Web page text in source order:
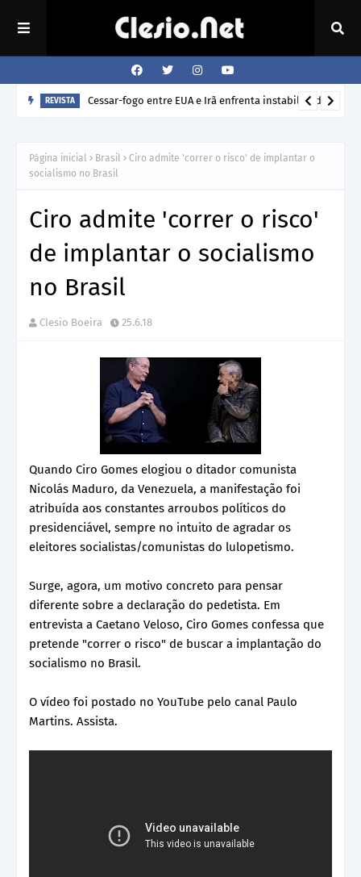
REVISTA Cessar-fogo entre EUA e Irã enfrenta instabilidade
Página inicial Brasil
Ciro admite 'correr o risco' de implantar o
socialismo no Brasil
Ciro admite 'correr o risco'
de implantar o socialismo
no Brasil
Clesio Boeira 25.6.18
Quando Ciro Gomes elogiou o ditador comunista
Nicolás Maduro, da Venezuela, a manifestação foi
atribuída aos constantes arroubos políticos do
presidenciável, sempre no intuito de agradar os
eleitores socialistas/comunistas do lulopetismo.
Surge, agora, um motivo concreto para pensar
diferente sobre a declaração do pedetista. Em
entrevista a Caetano Veloso, Ciro Gomes confessa que
pretende "correr o risco" de buscar a implantação do
socialismo no Brasil.
O vídeo foi postado no YouTube pelo canal Paulo
Martins. Assista.